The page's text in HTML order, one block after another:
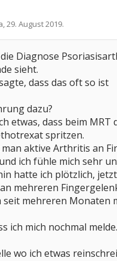
,29. August 2019.
Diagnose
sieht.
dass das oft so ist
dazu?
etwas, dass beim
spritzen.
aktive Arthritis an
ich fühle mich sehr
hatte ich plötzlich,
mehreren
seit mehreren Monaten
ich mich nochmal
wo ich etwas